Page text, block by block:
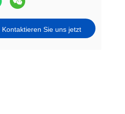
Kontaktieren Sie uns jetzt